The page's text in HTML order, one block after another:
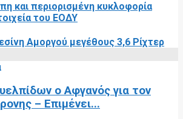
και περιορισμένη κυκλοφορία
του ΕΟΔΥ
Αμοργού μεγέθους 3,6 Ρίχτερ
ο Αφγανός για τον
– Επιμένει...